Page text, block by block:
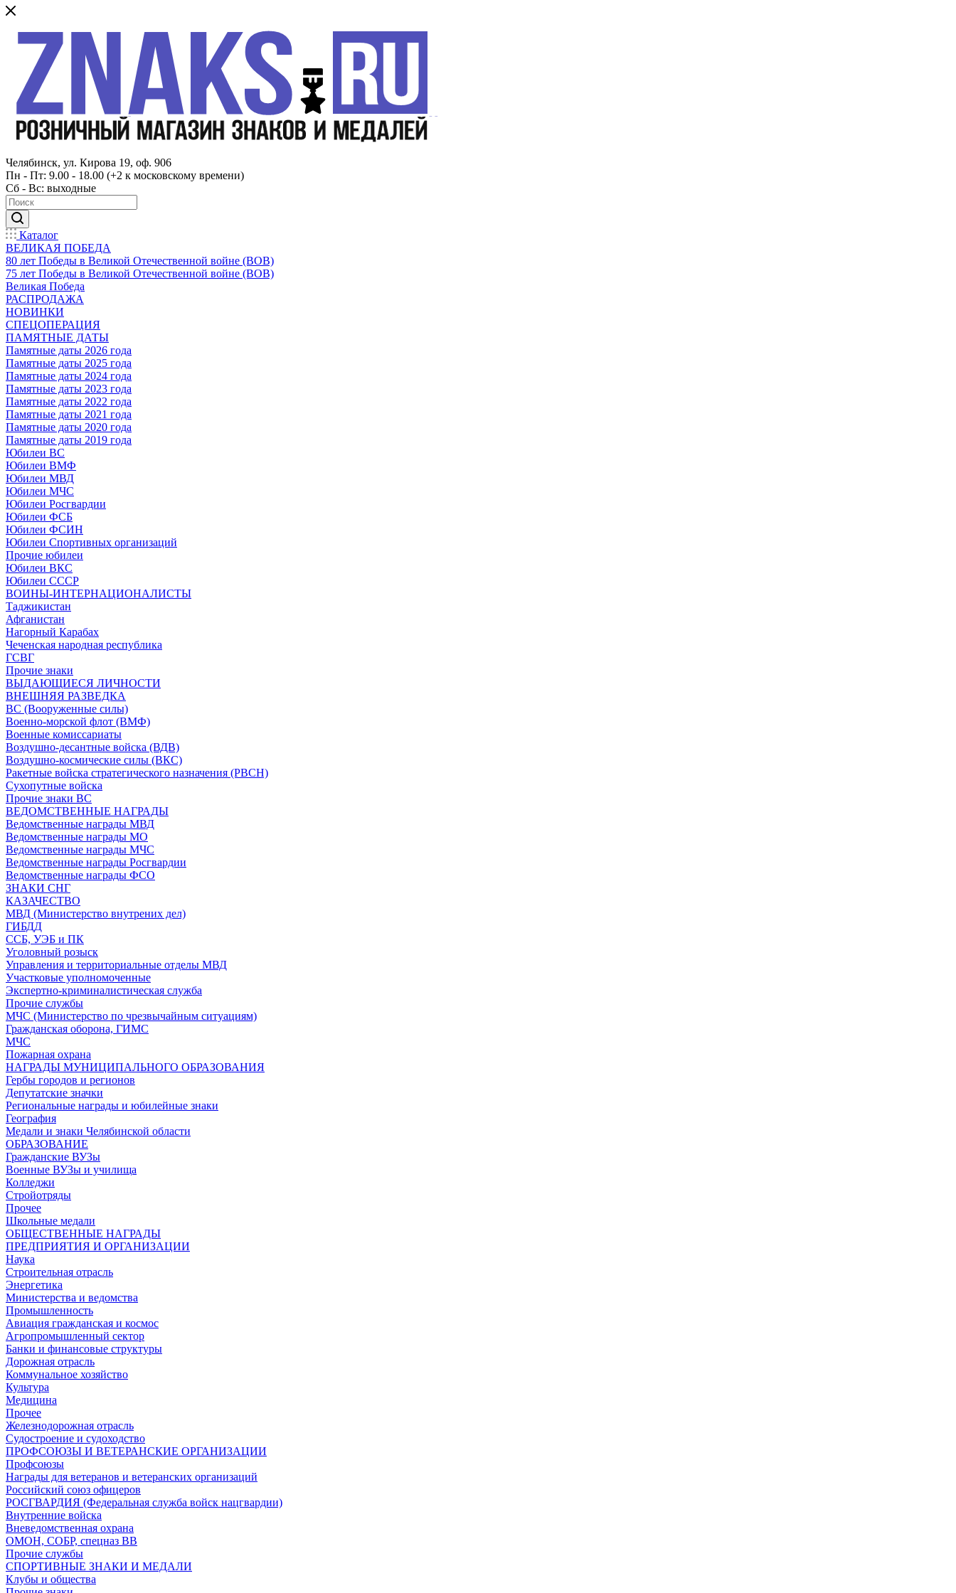
Челябинск, ул. Кирова 19, оф. 906
Пн - Пт: 9.00 - 18.00 (+2 к московскому времени)
Сб - Вс: выходные
Каталог
ВЕЛИКАЯ ПОБЕДА
80 лет Победы в Великой Отечественной войне (ВОВ)
75 лет Победы в Великой Отечественной войне (ВОВ)
Великая Победа
РАСПРОДАЖА
НОВИНКИ
СПЕЦОПЕРАЦИЯ
ПАМЯТНЫЕ ДАТЫ
Памятные даты 2026 года
Памятные даты 2025 года
Памятные даты 2024 года
Памятные даты 2023 года
Памятные даты 2022 года
Памятные даты 2021 года
Памятные даты 2020 года
Памятные даты 2019 года
Юбилеи ВС
Юбилеи ВМФ
Юбилеи МВД
Юбилеи МЧС
Юбилеи Росгвардии
Юбилеи ФСБ
Юбилеи ФСИН
Юбилеи Спортивных организаций
Прочие юбилеи
Юбилеи ВКС
Юбилеи СССР
ВОИНЫ-ИНТЕРНАЦИОНАЛИСТЫ
Таджикистан
Афганистан
Нагорный Карабах
Чеченская народная республика
ГСВГ
Прочие знаки
ВЫДАЮЩИЕСЯ ЛИЧНОСТИ
ВНЕШНЯЯ РАЗВЕДКА
ВС (Вооруженные силы)
Военно-морской флот (ВМФ)
Военные комиссариаты
Воздушно-десантные войска (ВДВ)
Воздушно-космические силы (ВКС)
Ракетные войска стратегического назначения (РВСН)
Сухопутные войска
Прочие знаки ВС
ВЕДОМСТВЕННЫЕ НАГРАДЫ
Ведомственные награды МВД
Ведомственные награды МО
Ведомственные награды МЧС
Ведомственные награды Росгвардии
Ведомственные награды ФСО
ЗНАКИ СНГ
КАЗАЧЕСТВО
МВД (Министерство внутрених дел)
ГИБДД
ССБ, УЭБ и ПК
Уголовный розыск
Управления и территориальные отделы МВД
Участковые уполномоченные
Экспертно-криминалистическая служба
Прочие службы
МЧС (Министерство по чрезвычайным ситуациям)
Гражданская оборона, ГИМС
МЧС
Пожарная охрана
НАГРАДЫ МУНИЦИПАЛЬНОГО ОБРАЗОВАНИЯ
Гербы городов и регионов
Депутатские значки
Региональные награды и юбилейные знаки
География
Медали и знаки Челябинской области
ОБРАЗОВАНИЕ
Гражданские ВУЗы
Военные ВУЗы и училища
Колледжи
Стройотряды
Прочее
Школьные медали
ОБЩЕСТВЕННЫЕ НАГРАДЫ
ПРЕДПРИЯТИЯ И ОРГАНИЗАЦИИ
Наука
Строительная отрасль
Энергетика
Министерства и ведомства
Промышленность
Авиация гражданская и космос
Агропромышленный сектор
Банки и финансовые структуры
Дорожная отрасль
Коммунальное хозяйство
Культура
Медицина
Прочее
Железнодорожная отрасль
Судостроение и судоходство
ПРОФСОЮЗЫ И ВЕТЕРАНСКИЕ ОРГАНИЗАЦИИ
Профсоюзы
Награды для ветеранов и ветеранских организаций
Российский союз офицеров
РОСГВАРДИЯ (Федеральная служба войск нацгвардии)
Внутренние войска
Вневедомственная охрана
ОМОН, СОБР, спецназ ВВ
Прочие службы
СПОРТИВНЫЕ ЗНАКИ И МЕДАЛИ
Клубы и общества